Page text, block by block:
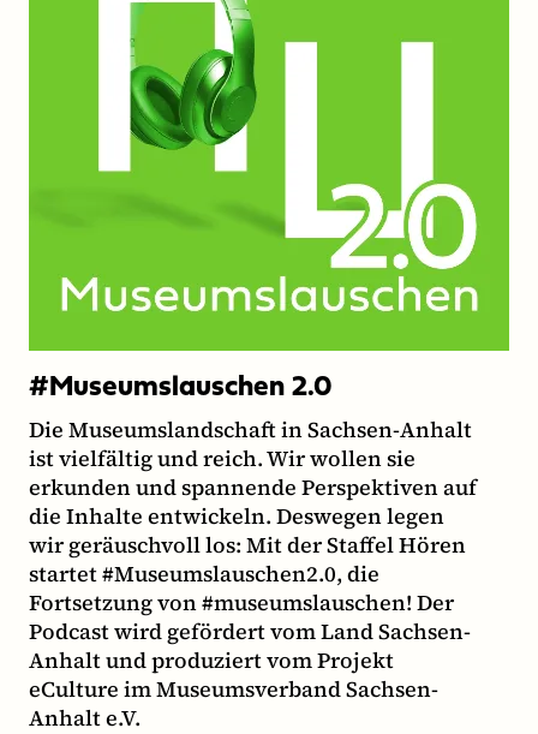
#Museumslauschen 2.0
Die Museumslandschaft in Sachsen-Anhalt
ist vielfältig und reich. Wir wollen sie
erkunden und spannende Perspektiven auf
die Inhalte entwickeln. Deswegen legen
wir geräuschvoll los: Mit der Staffel Hören
startet #Museumslauschen2.0, die
Fortsetzung von #museumslauschen! Der
Podcast wird gefördert vom Land Sachsen-
Anhalt und produziert vom Projekt
eCulture im Museumsverband Sachsen-
Anhalt e.V.